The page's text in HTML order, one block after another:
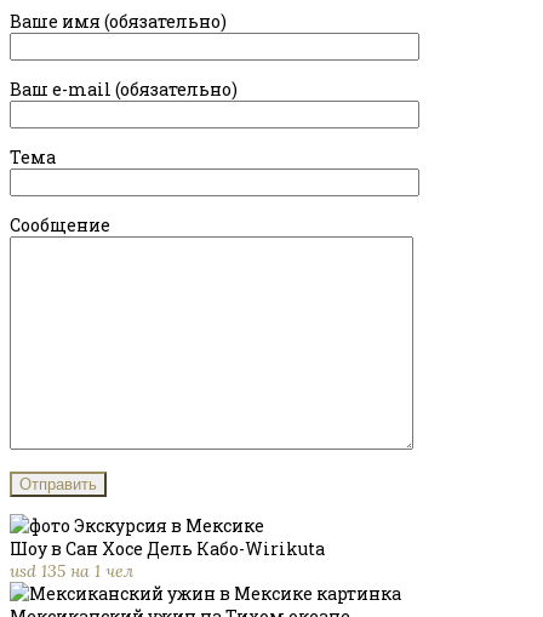
Ваше имя (обязательно)
Ваш e-mail (обязательно)
Тема
Сообщение
Шоу в Сан Хосе Дель Кабо-Wirikuta
usd 135 на 1 чел